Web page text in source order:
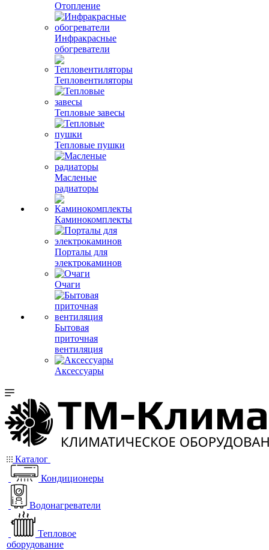
Отопление
Инфракрасные
обогреватели
Тепловентиляторы
Тепловые завесы
Тепловые пушки
Масленые
радиаторы
Каминокомплекты
Порталы для
электрокаминов
Очаги
Бытовая
приточная
вентиляция
Аксессуары
Каталог
Кондиционеры
Водонагреватели
Тепловое
оборудование